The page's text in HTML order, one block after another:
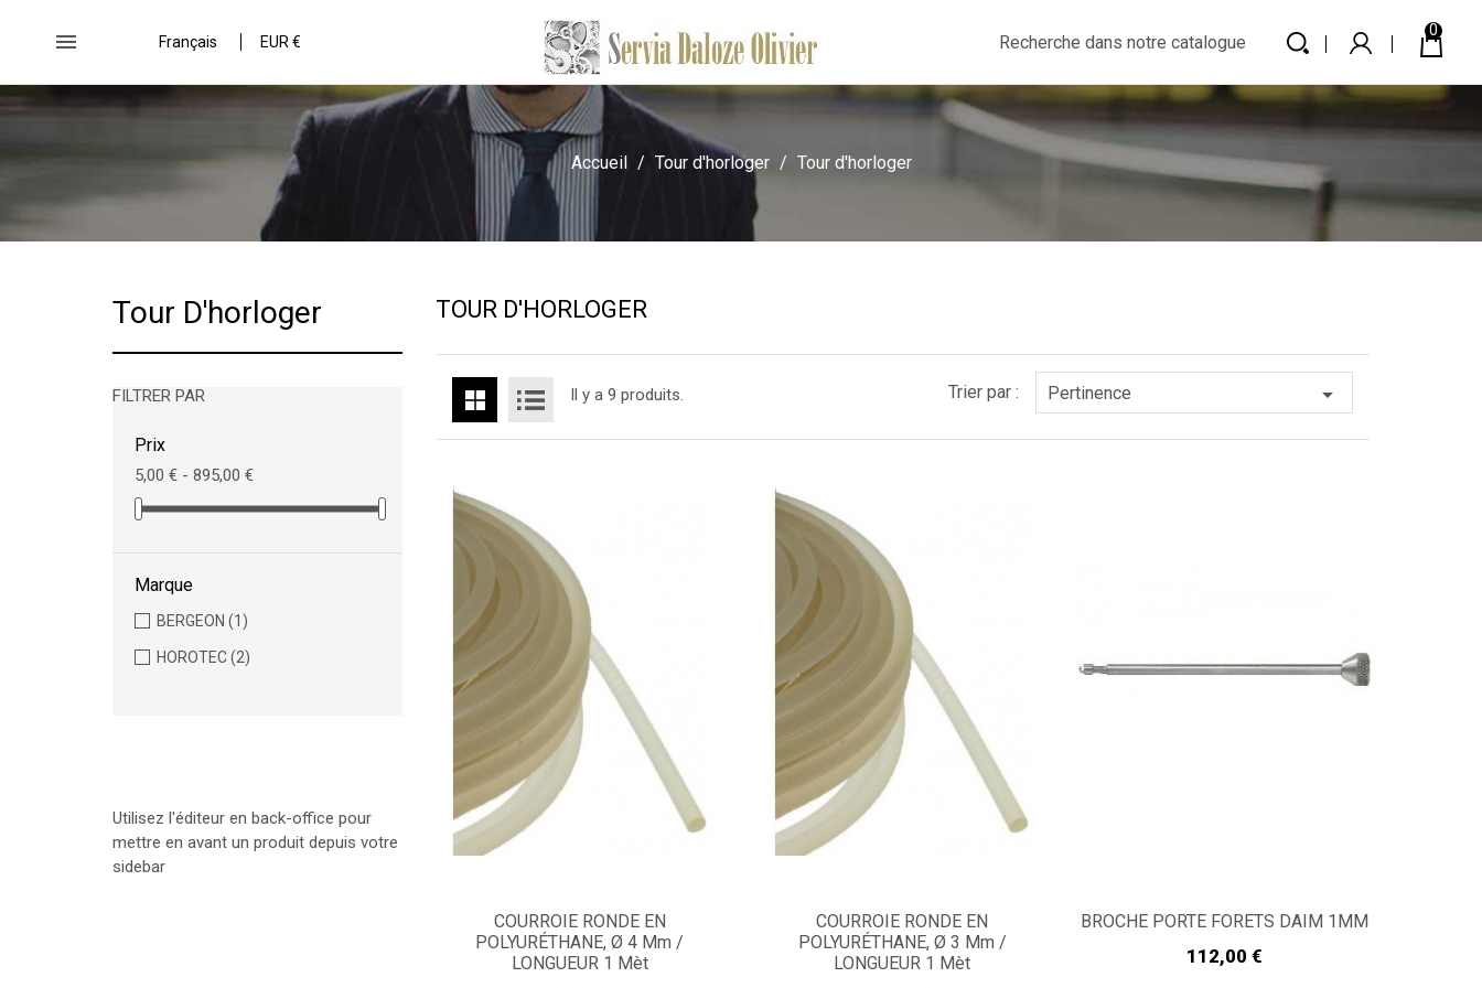
 Français EUR €
0
Accueil Tour d'horloger Tour d'horloger
Tour D'horloger
FILTRER PAR
Prix
5,00 € - 895,00 €
Marque
BERGEON (1)
HOROTEC(2)
Utilisez l'éditeur en back-office pour
mettre en avant un produit depuis votre
sidebar
TOUR D'HORLOGER
Il y a 9 produits. Trier par : Pertinence 
COURROIE RONDE EN
POLYURÉTHANE, Ø 4 Mm /
LONGUEUR 1 Mèt
COURROIE RONDE EN
POLYURÉTHANE, Ø 3 Mm /
LONGUEUR 1 Mèt
BROCHE PORTE FORETS DAIM 1MM
Prix
112,00 €